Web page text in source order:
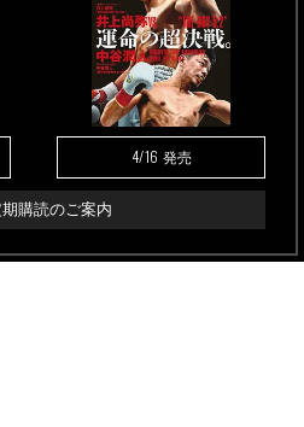
4/16 発売
購読のご案内